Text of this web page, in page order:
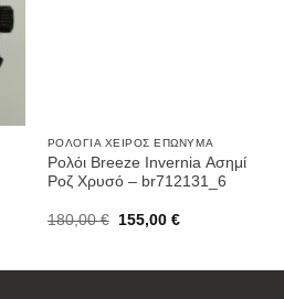
ΡΟΛΌΓΙΑ ΧΕΙΡΌΣ ΕΠΏΝΥΜΑ
Ρολόι Breeze Invernia Ασημί
Ροζ Χρυσό – br712131_6
180,00€
Original
155,00 €Current